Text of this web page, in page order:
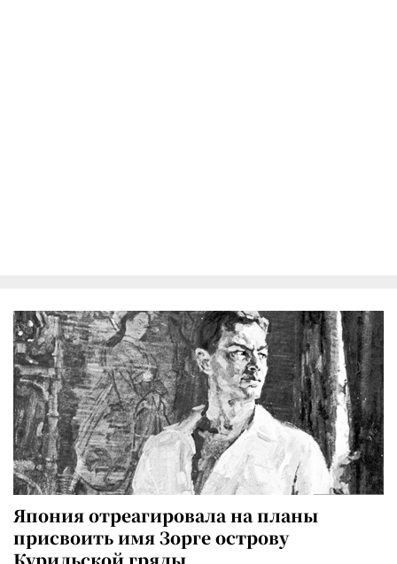
Япония отреагировала на планы
присвоить имя Зорге острову
Курильской гряды